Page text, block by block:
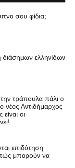
σου φίδια;
ελληνίδων
τράπουλα πάλι ο
νέος Αντιδήμαρχος
οι
επιδότηση
μπορούν να